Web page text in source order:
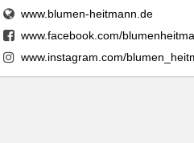
www.blumen-heitmann.de
www.facebook.com/
www.instagram.com/